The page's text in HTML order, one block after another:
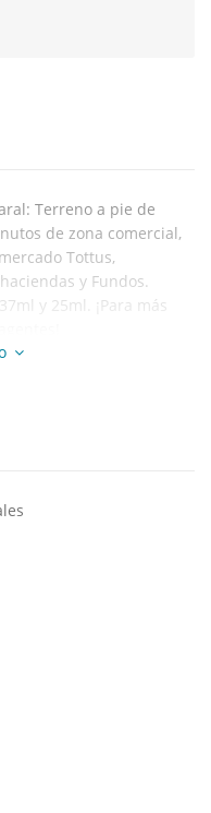
Terreno a pie de
de zona comercial,
Tottus,
y Fundos.
y 25ml. ¡Para más